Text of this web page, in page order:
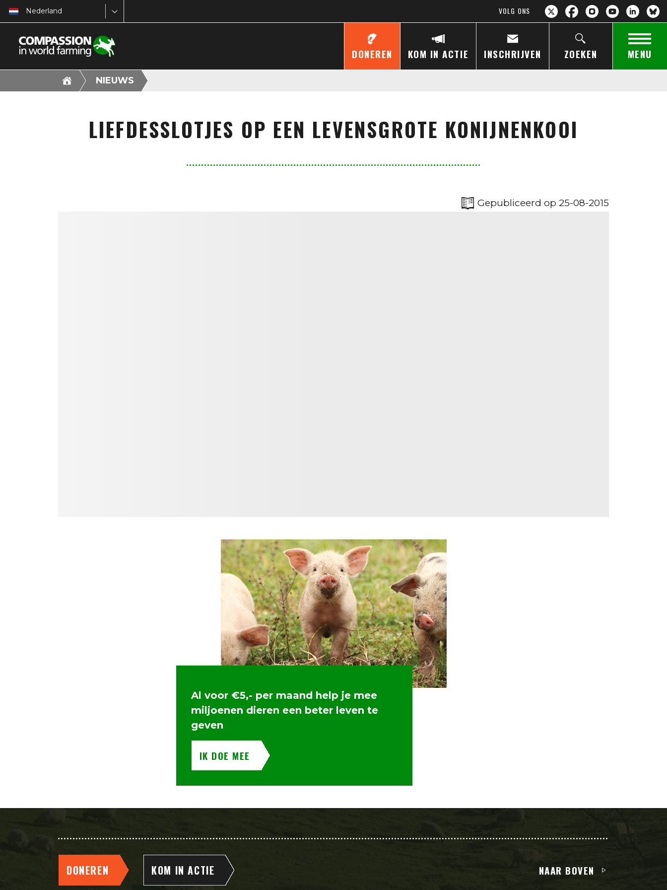
Nederland VOLG ONS
DONEREN KOM IN ACTIE INSCHRIJVEN ZOEKEN MENU
NIEUWS
LIEFDESSLOTJES OP EEN LEVENSGROTE KONIJNENKOOI
Gepubliceerd op 25-08-2015
Al voor €5,- per maand help je mee
miljoenen dieren een beter leven te
geven
IK DOE MEE
DONEREN KOM IN ACTIE NAAR BOVEN